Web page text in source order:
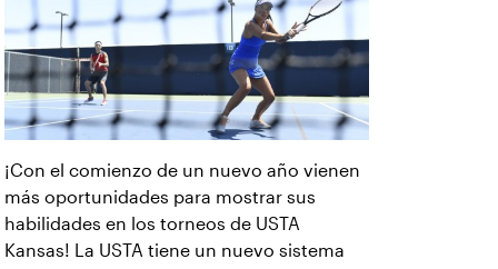
¡Con el comienzo de un nuevo año vienen
más oportunidades para mostrar sus
habilidades en los torneos de USTA
Kansas! La USTA tiene un nuevo sistema